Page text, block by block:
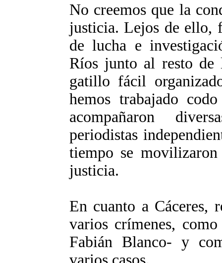
No creemos que la
justicia. Lejos de ello,
de lucha e
Ríos junto al resto de
gatillo fácil
hemos trabajado
acompañaron
periodistas
tiempo se
justicia.
En cuanto a Cáceres,
varios crímenes,
Fabián Blanco- y